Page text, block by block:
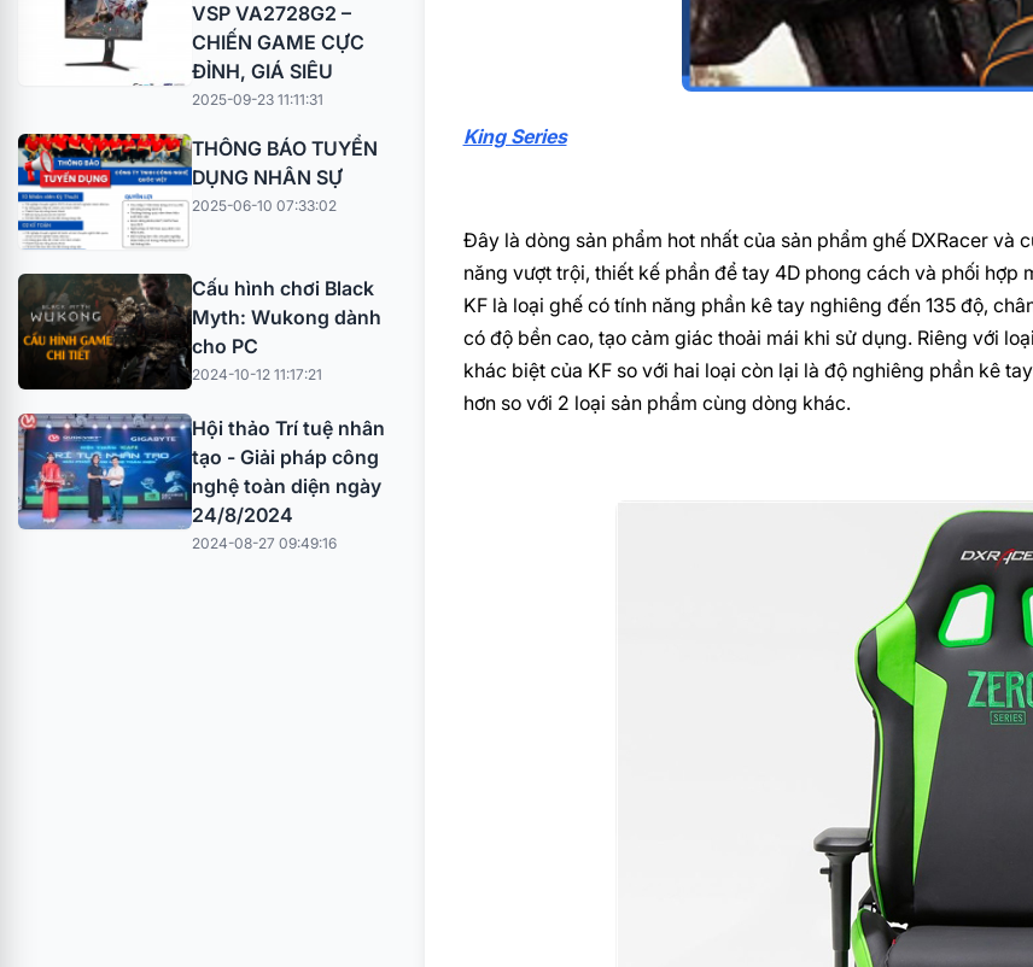
VSP VA2728G2 –
CHIẾN GAME CỰC
ĐỈNH, GIÁ SIÊU
2025-09-23 11:11:31
THÔNG BÁO TUYỂN
DỤNG NHÂN SỰ
2025-06-10 07:33:02
Cấu hình chơi Black
Myth: Wukong dành
cho PC
2024-10-12 11:17:21
Hội thảo Trí tuệ nhân
tạo - Giải pháp công
nghệ toàn diện ngày
24/8/2024
2024-08-27 09:49:16
King Series
Đây là dòng sản phẩm hot nhất của sản phẩm ghế DXRacer
năng vượt trội, thiết kế phần để tay 4D phong cách và phối hợp
KF là loại ghế có tính năng phần kê tay nghiêng đến 135 độ,
có độ bền cao, tạo cảm giác thoải mái khi sử dụng. Riêng với
khác biệt của KF so với hai loại còn lại là độ nghiêng phần kê
hơn so với 2 loại sản phẩm cùng dòng khác.